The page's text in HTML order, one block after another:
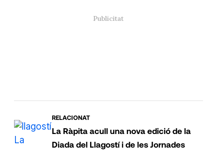
RELACIONAT
La Ràpita acull una nova edició de la
Diada del Llagostí i de les Jornades